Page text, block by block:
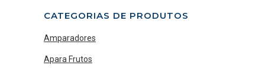
CATEGORIAS DE PRODUTOS
Amparadores
Apara Frutos